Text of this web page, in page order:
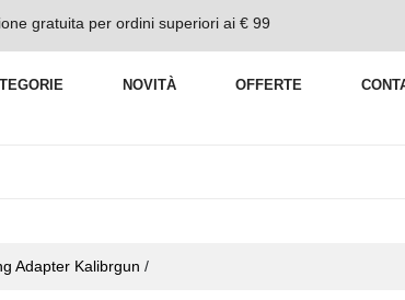
gratuita per ordini superiori ai € 99
NOVITÀ OFFERTE
Adapter Kalibrgun /